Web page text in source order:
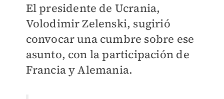
El presidente de Ucrania,
Volodimir Zelenski, sugirió
convocar una cumbre sobre ese
asunto, con la participación de
Francia y Alemania.